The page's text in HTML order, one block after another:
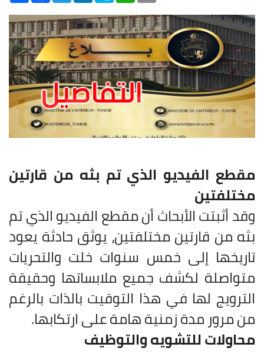
مقطع الفيديو الذي تم بثه من قارتين
مختلفتين
وقد أثبتت الأبحاث أن مقطع الفيديو الذي تم
بثه من قارتين مختلفتين، يوثق حادثة يعود
تاريخها إلى خمس سنوات خلت والتحريات
متواصلة لكشف جميع ملابساتها وحقيقة
الترويج لها في هذا التوقيت بالذات بالرغم
من مرور مدة زمنية هامة على ارتكابها.
محاولات للتشويه والتوظيف